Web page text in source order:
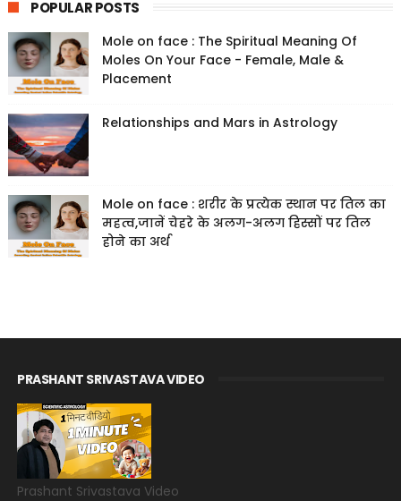
POPULAR POSTS
Mole on face : The Spiritual Meaning Of
Moles On Your Face - Female, Male &
Placement
Relationships and Mars in Astrology
Mole on face : शरीर के प्रत्येक स्थान पर तिल का
महत्व,जानें चेहरे के अलग-अलग हिस्सों पर तिल
होने का अर्थ
PRASHANT SRIVASTAVA VIDEO
Prashant Srivastava Video